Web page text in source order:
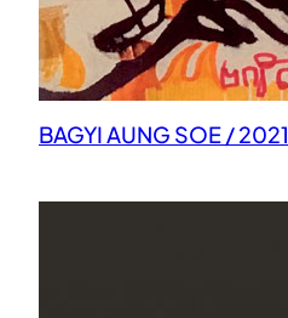
BAGYI AUNG SOE / 2021